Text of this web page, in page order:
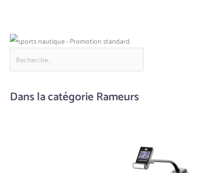
Dans la catégorie Rameurs